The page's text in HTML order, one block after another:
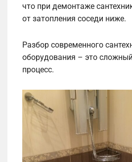
что при демонтаже
от затопления соседи ниже.
Разбор современного
оборудования – это
процесс.